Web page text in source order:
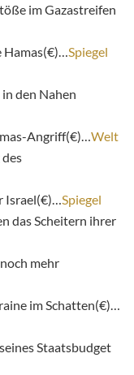
im Gazastreifen
Spiegel
den Nahen
Angriff(€)… Welt
des
Spiegel
das Scheitern ihrer
mehr
im Schatten(€)…
Staatsbudget